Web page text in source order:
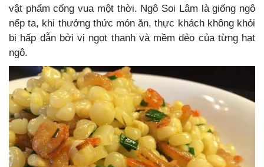
vật phẩm cống vua một thời. Ngô Soi Lâm là giống ngô
nếp ta, khi thưởng thức món ăn, thực khách không khỏi
bị hấp dẫn bởi vị ngọt thanh và mềm dẻo của từng hạt
ngô.